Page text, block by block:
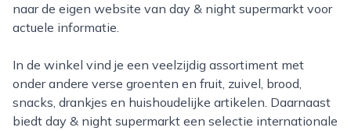
naar de eigen website van day & night supermarkt voor
actuele informatie.
In de winkel vind je een veelzijdig assortiment met
onder andere verse groenten en fruit, zuivel, brood,
snacks, drankjes en huishoudelijke artikelen. Daarnaast
biedt day & night supermarkt een selectie internationale